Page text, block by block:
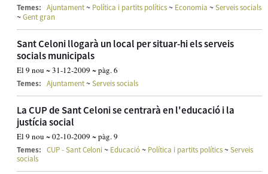
Temes: Ajuntament~ Política i partits polítics~ Economia ~Serveis socials
~Gent gran
Sant Celoni llogarà un local per situar-hi els serveis
socials municipals
El 9 nou ~ 31-12-2009 ~ pàg. 6
Temes: Ajuntament~Serveis socials
La CUP de Sant Celoni se centrarà en l'educació i la
justícia social
El 9 nou ~ 02-10-2009 ~ pàg. 9
Temes: CUP - Sant Celoni~ Educació~ Política i partits polítics~Serveis
socials